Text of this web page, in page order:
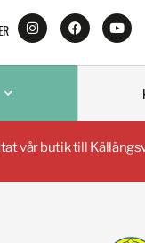
vår butik till